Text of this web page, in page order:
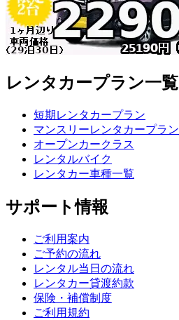
レンタカープラン一覧
短期レンタカープラン
マンスリーレンタカープラン
オープンカークラス
レンタルバイク
レンタカー車種一覧
サポート情報
ご利用案内
ご予約の流れ
レンタル当日の流れ
レンタカー貸渡約款
保険・補償制度
ご利用規約